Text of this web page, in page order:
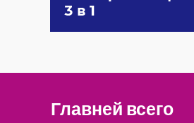
Главней всего